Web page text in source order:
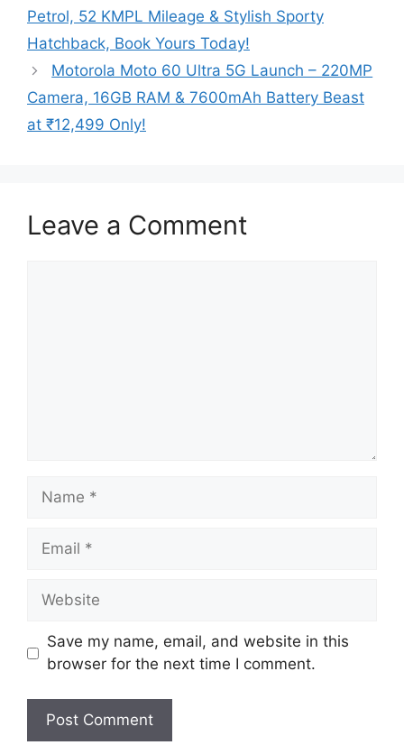
Petrol, 52 KMPL Mileage & Stylish Sporty
Hatchback, Book Yours Today!
Motorola Moto 60 Ultra 5G Launch – 220MP
Camera, 16GB RAM & 7600mAh Battery Beast
at ₹12,499 Only!
Leave a Comment
Name
Email
Website
Save my name, email, and website in this
browser for the next time I comment.